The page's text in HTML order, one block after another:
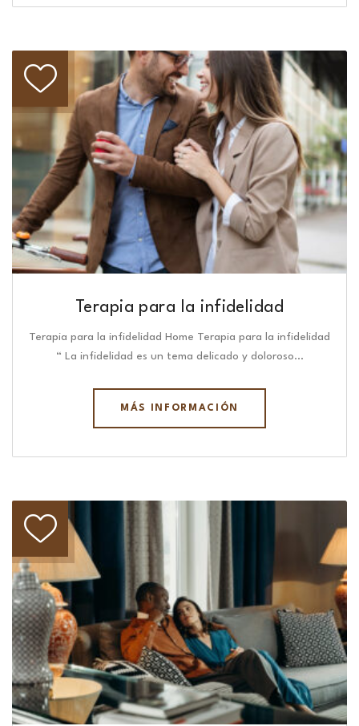
Terapia para la infidelidad
Terapia para la infidelidad Home Terapia para la infidelidad
“ La infidelidad es un tema delicado y doloroso…
MÁS INFORMACIÓN